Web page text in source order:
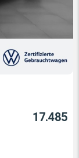
17.485